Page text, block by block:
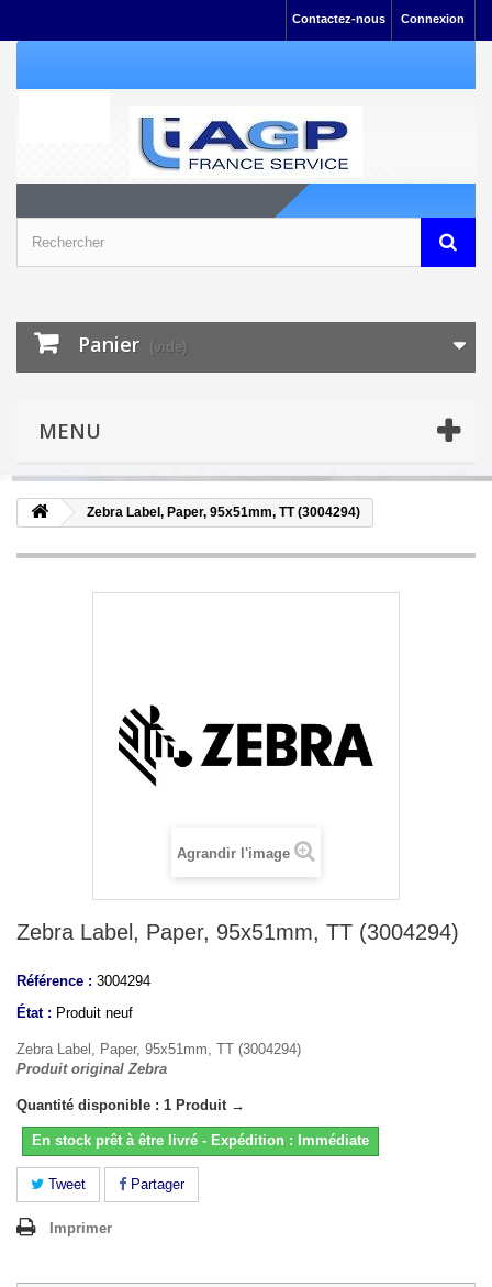
Connexion
Contactez-nous
Panier (vide)
MENU
Zebra Label, Paper, 95x51mm, TT (3004294)
Agrandir l'image
Zebra Label, Paper, 95x51mm, TT (3004294)
Référence : 3004294
État : Produit neuf
Zebra Label, Paper, 95x51mm, TT (3004294)
Produit original Zebra
Quantité disponible : 1 Produit →
En stock prêt à être livré - Expédition : Immédiate
Tweet Partager
Imprimer